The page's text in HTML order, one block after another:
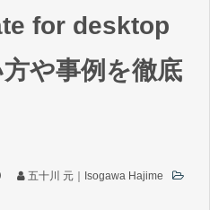
for desktop
や事例を徹底
五十川 元｜Isogawa Hajime